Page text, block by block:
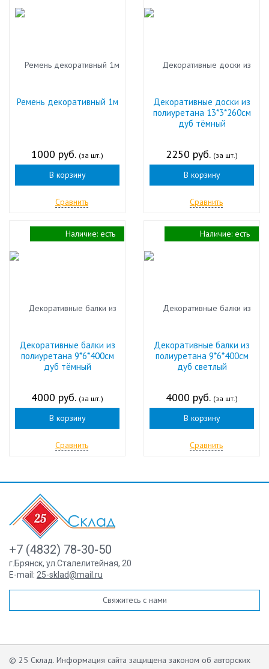
Ремень декоративный 1м
1000 руб. (за шт.)
В корзину
Сравнить
Декоративные доски из
полиуретана 13*3*260см
дуб тёмный
2250 руб. (за шт.)
В корзину
Сравнить
Декоративные балки из
полиуретана 9*6*400см
дуб тёмный
4000 руб. (за шт.)
В корзину
Сравнить
Наличие: есть
Декоративные балки из
полиуретана 9*6*400см
дуб светлый
4000 руб. (за шт.)
В корзину
Сравнить
Наличие: есть
+7 (4832) 78-30-50
г.Брянск, ул.Сталелитейная, 20
E-mail: 25-sklad@mail.ru
Свяжитесь с нами
© 25 Склад. Информация сайта защищена законом об авторских